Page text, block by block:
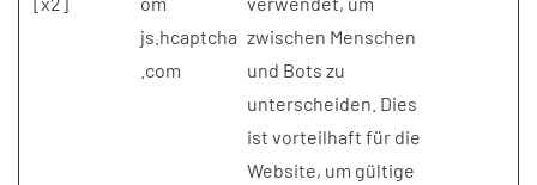
js.hcaptcha
.com
zwischen Menschen
und Bots zu
unterscheiden. Dies
ist vorteilhaft für die
Website, um gültige